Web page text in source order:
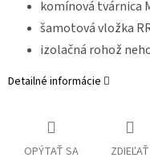
komínová tvárnica
šamotová vložka
izolačná rohož
Detailné informácie
OPÝTAŤ SA ZDIEĽAŤ